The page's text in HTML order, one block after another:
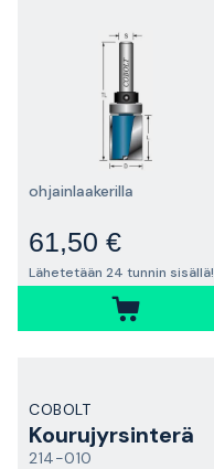
ohjainlaakerilla
61,50 €
Lähetetään 24 tunnin sisällä!
COBOLT
Kourujyrsinterä
214-010